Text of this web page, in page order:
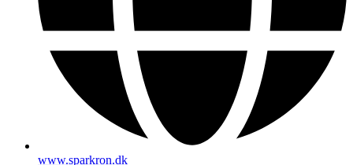
www.sparkron.dk